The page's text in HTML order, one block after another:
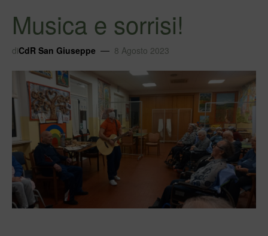
Musica e sorrisi!
diCdR San Giuseppe 8 Agosto 2023